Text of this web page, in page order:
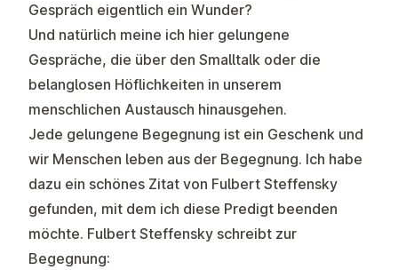
Gespräch eigentlich ein Wunder?
Und natürlich meine ich hier gelungene
Gespräche, die über den Smalltalk oder die
belanglosen Höflichkeiten in unserem
menschlichen Austausch hinausgehen.
Jede gelungene Begegnung ist ein Geschenk und
wir Menschen leben aus der Begegnung. Ich habe
dazu ein schönes Zitat von Fulbert Steffensky
gefunden, mit dem ich diese Predigt beenden
möchte. Fulbert Steffensky schreibt zur
Begegnung: